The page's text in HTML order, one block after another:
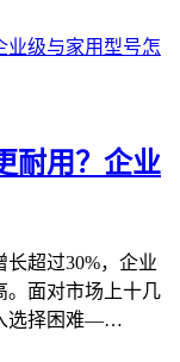
耐用？企业
超过30%，企业
。面对市场上十几
选择困难—…